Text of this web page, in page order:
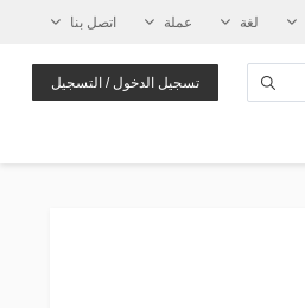
لغة عملة اتصل بنا
تسجيل الدخول / التسجيل